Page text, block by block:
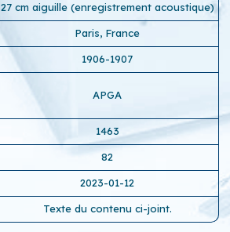
27 cm aiguille (enregistrement acoustique)
Paris, France
1906-1907
APGA
1463
82
2023-01-12
Texte du contenu ci-joint.